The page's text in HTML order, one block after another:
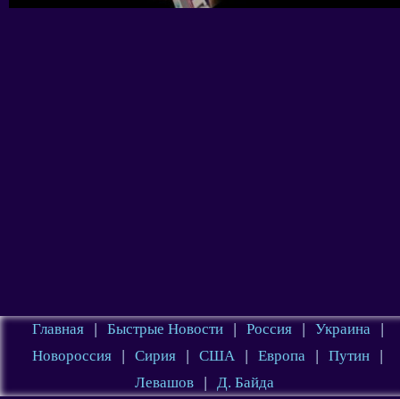
Главная | Быстрые Новости | Россия | Украина
|
Новороссия
| Сирия | США | Европа | Путин
|
Левашов
| Д. Байда